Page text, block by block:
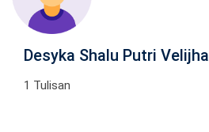
Desyka Shalu Putri Velijha
1 Tulisan